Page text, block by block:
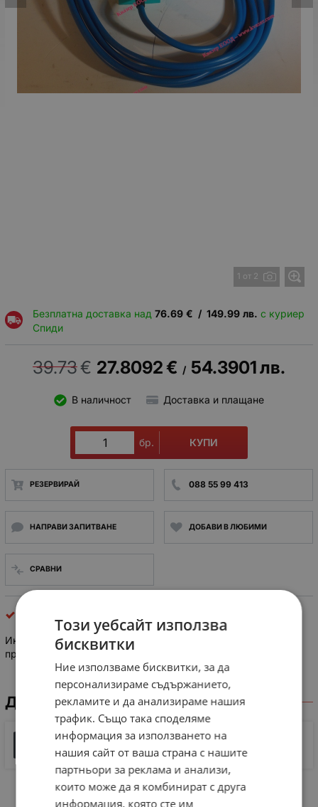
1 от 2
Безплатна доставка над 76.69 € / 149.99 лв. с куриер
Спиди
39.73€ 27.8092€ / 54.3901лв.
В наличност Доставка и плащане
бр. КУПИ
РЕЗЕРВИРАЙ 088 55 99 413
НАПРАВИ ЗАПИТВАНЕ ДОБАВИ В ЛЮБИМИ
СРАВНИ
Индуктивни датчици RJ15-N NAMUR 2 ( дву ) проводен, тип
пръстен
ДОКУМЕНТИ ЗА СВАЛЯНЕ
NAMUR Proximity Sensors
413 KB |PDF
Този уебсайт използва
бисквитки
Ние използваме бисквитки, за да
персонализираме съдържанието,
рекламите и да анализираме нашия
трафик. Също така споделяме
информация за използването на
нашия сайт от ваша страна с нашите
партньори за реклама и анализи,
които може да я комбинират с друга
информация, която сте им